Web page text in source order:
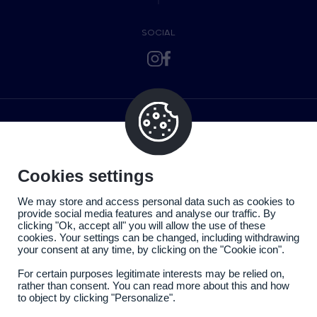
SOCIAL
Cookies settings
We may store and access personal data such as cookies to
provide social media features and analyse our traffic. By
clicking "Ok, accept all" you will allow the use of these
cookies. Your settings can be changed, including withdrawing
your consent at any time, by clicking on the "Cookie icon".
For certain purposes legitimate interests may be relied on,
rather than consent. You can read more about this and how
to object by clicking "Personalize".